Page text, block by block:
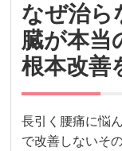
なぜ治ら
臓が本当
根本改善
長引く腰痛に悩
で改善しないそ